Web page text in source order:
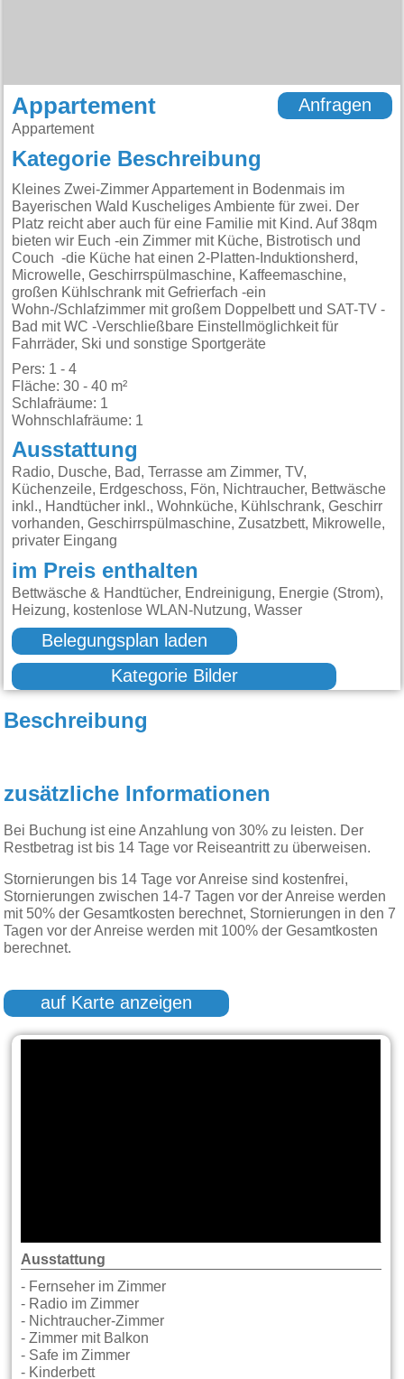
Appartement
Appartement
Anfragen
Kategorie Beschreibung
Kleines Zwei-Zimmer Appartement in Bodenmais im
Bayerischen Wald Kuscheliges Ambiente für zwei. Der
Platz reicht aber auch für eine Familie mit Kind. Auf 38qm
bieten wir Euch -ein Zimmer mit Küche, Bistrotisch und
Couch -die Küche hat einen 2-Platten-Induktionsherd,
Microwelle, Geschirrspülmaschine, Kaffeemaschine,
großen Kühlschrank mit Gefrierfach -ein
Wohn-/Schlafzimmer mit großem Doppelbett und SAT-TV -
Bad mit WC -Verschließbare Einstellmöglichkeit für
Fahrräder, Ski und sonstige Sportgeräte
Pers: 1 - 4
Fläche: 30 - 40 m²
Schlafräume: 1
Wohnschlafräume: 1
Ausstattung
Radio, Dusche, Bad, Terrasse am Zimmer, TV,
Küchenzeile, Erdgeschoss, Fön, Nichtraucher, Bettwäsche
inkl., Handtücher inkl., Wohnküche, Kühlschrank, Geschirr
vorhanden, Geschirrspülmaschine, Zusatzbett, Mikrowelle,
privater Eingang
im Preis enthalten
Bettwäsche & Handtücher, Endreinigung, Energie (Strom),
Heizung, kostenlose WLAN-Nutzung, Wasser
Belegungsplan laden
Kategorie Bilder
Beschreibung
zusätzliche Informationen
Bei Buchung ist eine Anzahlung von 30% zu leisten. Der
Restbetrag ist bis 14 Tage vor Reiseantritt zu überweisen.
Stornierungen bis 14 Tage vor Anreise sind kostenfrei,
Stornierungen zwischen 14-7 Tagen vor der Anreise werden
mit 50% der Gesamtkosten berechnet, Stornierungen in den 7
Tagen vor der Anreise werden mit 100% der Gesamtkosten
berechnet.
auf Karte anzeigen
Ausstattung
- Fernseher im Zimmer
- Radio im Zimmer
- Nichtraucher-Zimmer
- Zimmer mit Balkon
- Safe im Zimmer
- Kinderbett